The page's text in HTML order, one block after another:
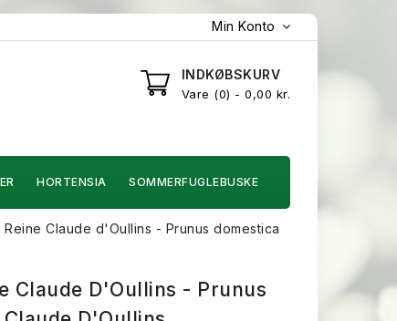
Min Konto
INDKØBSKURV
Vare 0 - 0,00 kr.
HORTENSIA SOMMERFUGLEBUSKE
Claude d'Oullins - Prunus domestica
Claude D'Oullins - Prunus